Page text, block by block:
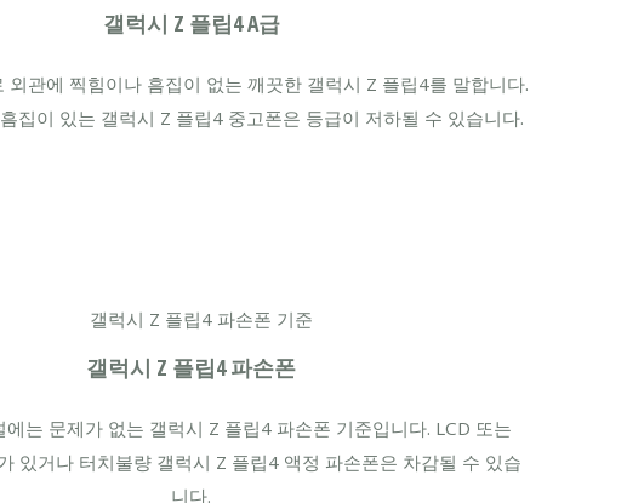
갤럭시 Z 플립4 A급
외관에 찍힘이나 흠집이 없는 깨끗한 갤럭시 Z 플립4를 말합니다.
집이 있는 갤럭시 Z 플립4 중고폰은 등급이 저하될 수 있습니다.
갤럭시 Z 플립4 파손폰
에는 문제가 없는 갤럭시 Z 플립4 파손폰 기준입니다. LCD 또는
있거나 터치불량 갤럭시 Z 플립4 액정 파손폰은 차감될 수 있습
니다.